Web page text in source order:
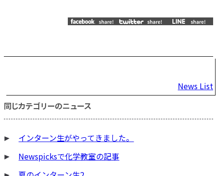
ゲ
ー
News List
同じカテゴリーのニュース
インターン生がやってきました。
Newspicksで化学教室の記事